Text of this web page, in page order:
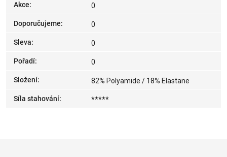
Akce: 0
Doporučujeme: 0
Sleva: 0
Pořadí: 0
Složení: 82% Polyamide / 18% Elastane
Síla stahování: *****